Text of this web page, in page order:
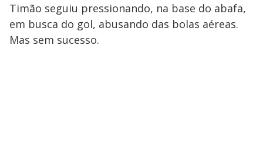
Timão seguiu pressionando, na base do abafa,
em busca do gol, abusando das bolas aéreas.
Mas sem sucesso.